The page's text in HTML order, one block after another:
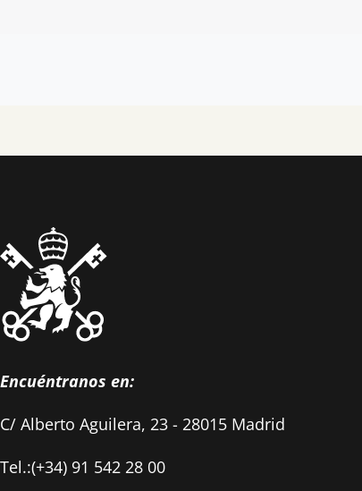
Encuéntranos en:
C/ Alberto Aguilera, 23 - 28015 Madrid
Tel.:(+34) 91 542 28 00